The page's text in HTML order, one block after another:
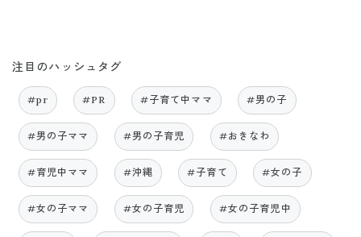
注目のハッシュタグ
#pr #PR #子育て中ママ #男の子
#男の子ママ #男の子育児 #おきなわ
#育児中ママ #沖縄 #子育て #女の子
#女の子ママ #女の子育児 #女の子育児中